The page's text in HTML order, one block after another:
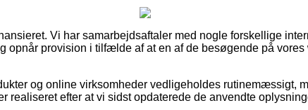
Vi har samarbejdsaftaler med nogle forskellige
opnår provision i tilfælde af at en af de besøgende på
og online virksomheder vedligeholdes rutinemæssigt,
realiseret efter at vi sidst opdaterede de anvendte